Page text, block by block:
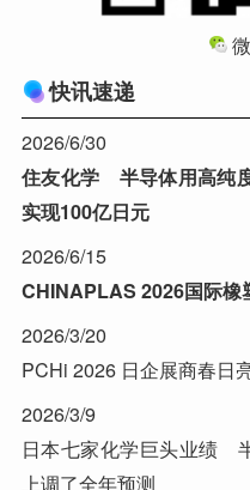
快讯速递
2026/6/30
住友化学 半导体用高纯
实现100亿日元
2026/6/15
CHINAPLAS 2026国际橡
2026/3/20
PCHi 2026 日企展商春日
2026/3/9
日本七家化学巨头业绩
上调了全年预测